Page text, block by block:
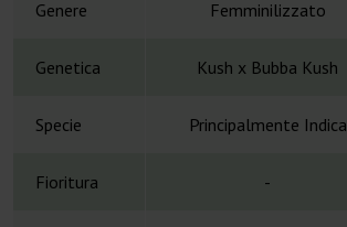
Genere Femminilizzato
Genetica Kush x Bubba Kush
Specie Principalmente Indica
Fioritura -